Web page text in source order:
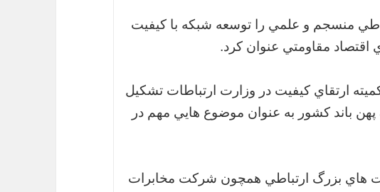
منسجم و علمي را توسعه شبكه با كيفيت
مقاومتي عنوان كرد.
سال گذشته، كميته ارتقاي كيفيت در وزارت ارتباطات تشكيل
باند كشور به عنوان موضوع هايي مهم در
هاي بزرگ ارتباطي همچون شركت مخابرات